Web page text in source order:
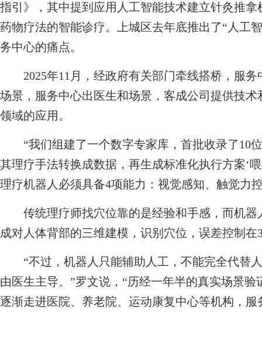
指引》，其中提到应用人工智能技术建立针灸推
药物疗法的智能诊疗。上城区去年底推出了“人工
务中心的痛点。
2025年11月，经政府有关部门牵线搭桥，服务
场景，服务中心出医生和场景，客成公司提供技
领域的应用。
“我们组建了一个数字专家库，首批收录了10
其理疗手法转换成数据，再生成标准化执行方案‘
理疗机器人必须具备4项能力：视觉感知、触觉力
传统理疗师找穴位靠的是经验和手感，而机器
成对人体背部的三维建模，识别穴位，误差控制在
“不过，机器人只能辅助人工，不能完全代替
由医生主导。”罗文说，“历经一年半的真实场景
逐渐走进医院、养老院、运动康复中心等机构，服